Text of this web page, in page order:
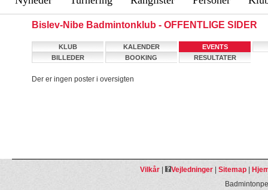
Bislev-Nibe Badmintonklub - OFFENTLIGE SIDER
KLUB KALENDER
EVENTS
BILLEDER
BOOKING RESULTATER
Der er ingen poster i oversigten
Vilkår| Vejledninger| Sitemap|